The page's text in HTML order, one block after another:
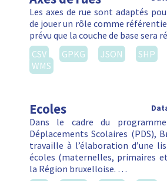
Les axes de rue sont adaptés
de jouer un rôle comme
prévu que la couche de base sera
CSV
GPKG JSON SHP
WMS
Ecoles
Dans le cadre du
Déplacements Scolaires (PDS),
travaille à l’élaboration d’une
écoles (maternelles, primaires
la Région bruxelloise. …